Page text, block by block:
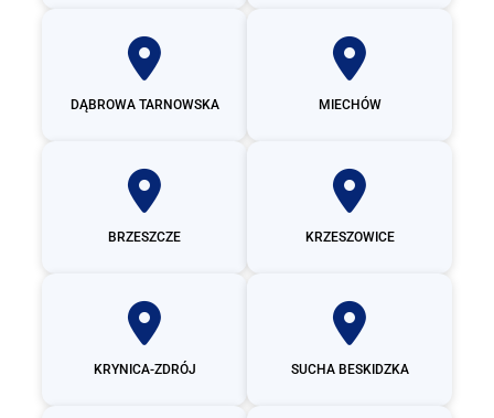
DĄBROWA TARNOWSKA MIECHÓW
BRZESZCZE KRZESZOWICE
KRYNICA-ZDRÓJ SUCHA BESKIDZKA